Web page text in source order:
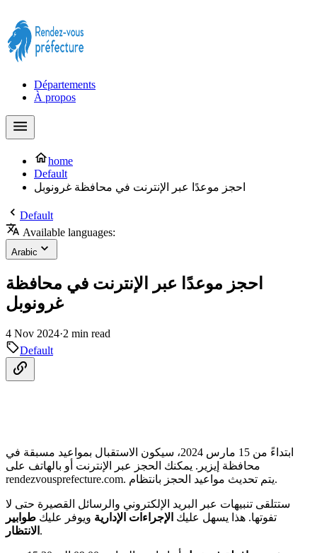
Départements
À propos
home
Default
احجز موعدًا عبر الإنترنت في محافظة غرونوبل
Default
Available languages:
Arabic
احجز موعدًا عبر الإنترنت في محافظة
غرونوبل
4 Nov 2024·2 min read
Default
ابتداءً من 15 مارس 2024، سيكون الاستقبال بمواعيد مسبقة في
محافظة إيزير. يمكنك الحجز عبر الإنترنت أو بالهاتف على
rendezvousprefecture.com. يتم تحديث مواعيد الحجز بانتظام.
ستتلقى تنبيهات عبر البريد الإلكتروني والرسائل القصيرة حتى لا
تفوتها. هذا يسهل عليك الإجراءات الإدارية ويوفر عليك طوابير
الانتظار .